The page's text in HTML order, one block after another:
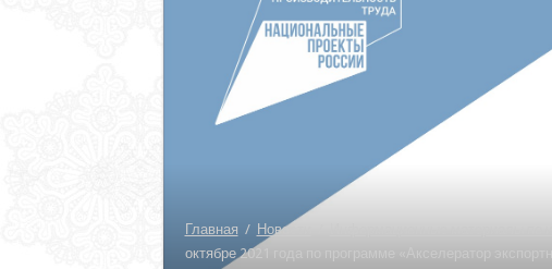
Главная / Новости Информационные материалы по
октябре 2021 года по программе «Акселератор